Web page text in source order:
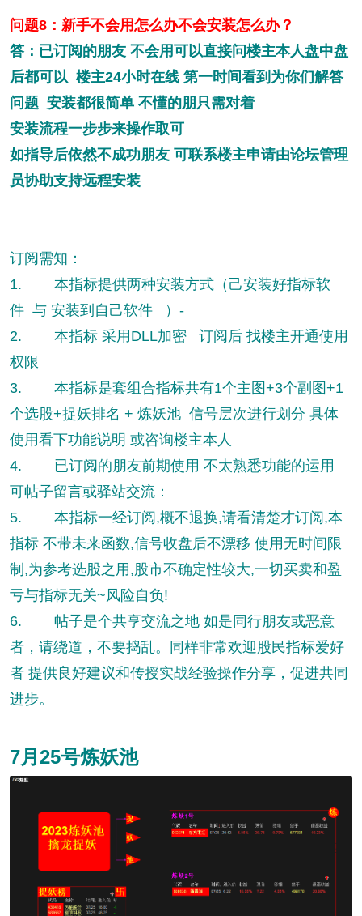
问题8：新手不会用怎么办不会安装怎么办？
答：已订阅的朋友 不会用可以直接问楼主本人盘中盘
后都可以 楼主24小时在线 第一时间看到为你们解答
问题 安装都很简单 不懂的朋只需对着
安装流程一步步来操作取可
如指导后依然不成功朋友 可联系楼主申请由论坛管理
员协助支持远程安装
订阅需知：
1. 本指标提供两种安装方式（己安装好指标软
件 与 安装到自己软件 ）-
2. 本指标 采用DLL加密 订阅后 找楼主开通使用
权限
3. 本指标是套组合指标共有1个主图+3个副图+1
个选股+捉妖排名 + 炼妖池 信号层次进行划分 具体
使用看下功能说明 或咨询楼主本人
4. 已订阅的朋友前期使用 不太熟悉功能的运用
可帖子留言或驿站交流：
5. 本指标一经订阅,概不退换,请看清楚才订阅,本
指标 不带未来函数,信号收盘后不漂移 使用无时间限
制,为参考选股之用,股市不确定性较大,一切买卖和盈
亏与指标无关~风险自负!
6. 帖子是个共享交流之地 如是同行朋友或恶意
者，请绕道，不要捣乱。同样非常欢迎股民指标爱好
者 提供良好建议和传授实战经验操作分享，促进共同
进步。
7月25号炼妖池